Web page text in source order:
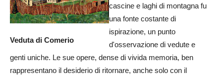
Veduta di Comerio
cascine e laghi di montagna fu
una fonte costante di
ispirazione, un punto
d'osservazione di vedute e
genti uniche. Le sue opere, dense di vivida memoria, ben
rappresentano il desiderio di ritornare, anche solo con il